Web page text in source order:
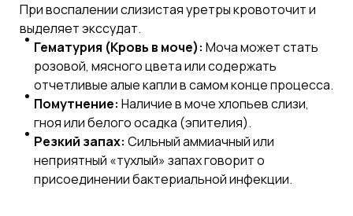
При воспалении слизистая уретры кровоточит и
выделяет экссудат.
Гематурия (Кровь в моче): Моча может стать
розовой, мясного цвета или содержать
отчетливые алые капли в самом конце процесса.
Помутнение: Наличие в моче хлопьев слизи,
гноя или белого осадка (эпителия).
Резкий запах: Сильный аммиачный или
неприятный «тухлый» запах говорит о
присоединении бактериальной инфекции.